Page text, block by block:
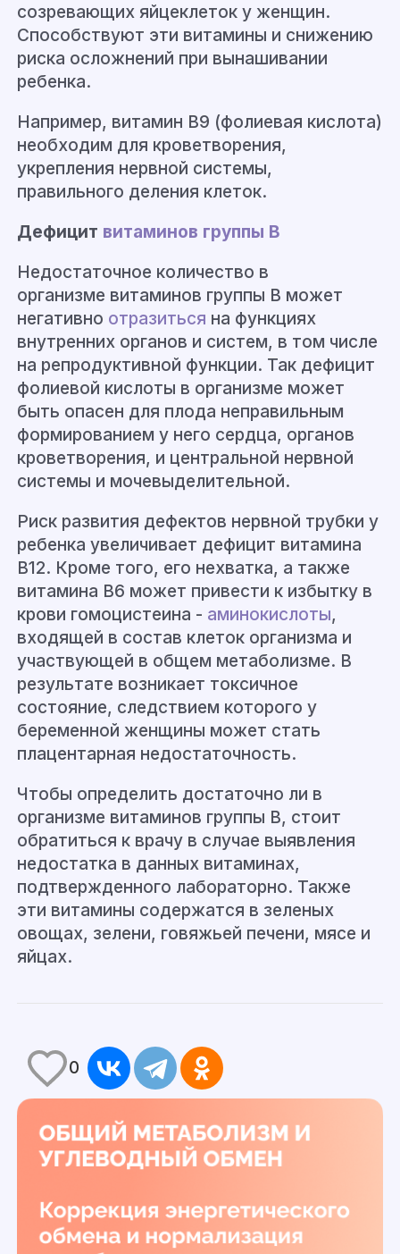
созревающих яйцеклеток у женщин.
Способствуют эти витамины и снижению
риска осложнений при вынашивании
ребенка.
Например, витамин В9 (фолиевая кислота)
необходим для кроветворения,
укрепления нервной системы,
правильного деления клеток.
Дефицит витаминов группы B
Недостаточное количество в
организме витаминов группы B может
негативно отразиться на функциях
внутренних органов и систем, в том числе
на репродуктивной функции. Так дефицит
фолиевой кислоты в организме может
быть опасен для плода неправильным
формированием у него сердца, органов
кроветворения, и центральной нервной
системы и мочевыделительной.
Риск развития дефектов нервной трубки у
ребенка увеличивает дефицит витамина
B12. Кроме того, его нехватка, а также
витамина B6 может привести к избытку в
крови гомоцистеина - аминокислоты,
входящей в состав клеток организма и
участвующей в общем метаболизме. В
результате возникает токсичное
состояние, следствием которого у
беременной женщины может стать
плацентарная недостаточность.
Чтобы определить достаточно ли в
организме витаминов группы B, стоит
обратиться к врачу в случае выявления
недостатка в данных витаминах,
подтвержденного лабораторно. Также
эти витамины содержатся в зеленых
овощах, зелени, говяжьей печени, мясе и
яйцах.
0